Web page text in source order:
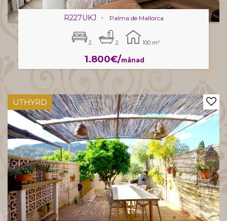
R227UKJ - Palma de Mallorca
2 2 100 m²
1.800€/månad
UTHYRD